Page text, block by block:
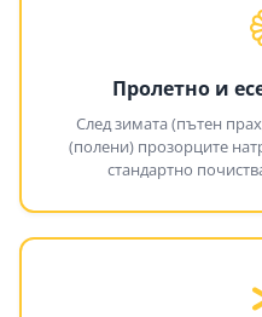
Пролетно и
След зимата (пътен
(полени) прозорците
стандартно